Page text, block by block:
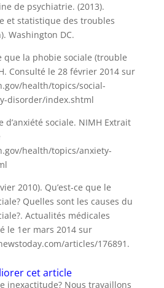
de psychiatrie. (2013).
et statistique des troubles
Washington DC.
que la phobie sociale (trouble
Consulté le 28 février 2014 sur
health/topics/social-
disorder/index.shtml
d’anxiété sociale. NIMH Extrait
health/topics/anxiety-
2010). Qu’est-ce que le
Quelles sont les causes du
Actualités médicales
le 1er mars 2014 sur
articles/176891.
cet article
inexactitude? Nous travaillons